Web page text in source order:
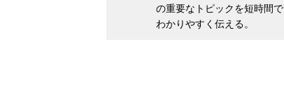
の重要なトピックを短時間で
わかりやすく伝える。